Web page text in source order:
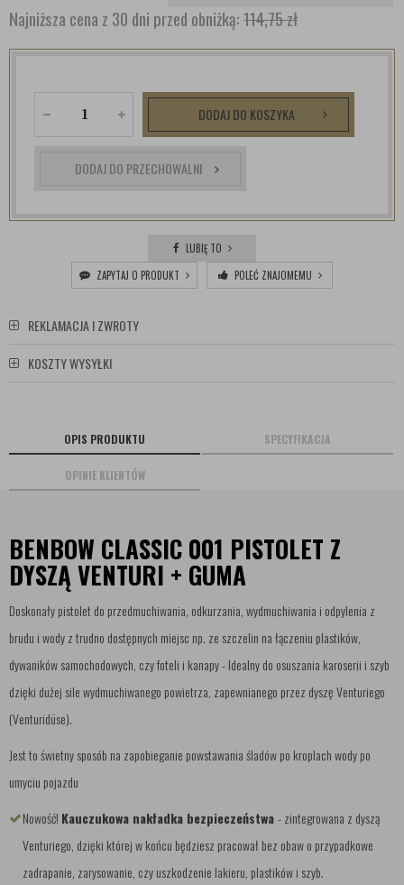
Najniższa cena z 30 dni przed obniżką:114,75 zł
DODAJ DO KOSZYKA
DODAJ DO PRZECHOWALNI
LUBIĘ TO
ZAPYTAJ O PRODUKT
POLEĆ ZNAJOMEMU
REKLAMACJA I ZWROTY
KOSZTY WYSYŁKI
OPIS PRODUKTU SPECYFIKACJA
OPINIE KLIENTÓW
BENBOW CLASSIC 001 PISTOLET Z
DYSZĄ VENTURI + GUMA
Doskonały pistolet do przedmuchiwania, odkurzania, wydmuchiwania i odpylenia z
brudu i wody z trudno dostępnych miejsc np. ze szczelin na łączeniu plastików,
dywaników samochodowych, czy foteli i kanapy - Idealny do osuszania karoserii i szyb
dzięki dużej sile wydmuchiwanego powietrza, zapewnianego przez dyszę Venturiego
(Venturidüse).
Jest to świetny sposób na zapobieganie powstawania śladów po kroplach wody po
umyciu pojazdu
Nowość! Kauczukowa nakładka bezpieczeństwa- zintegrowana z dyszą
Venturiego, dzięki której w końcu będziesz pracował bez obaw o przypadkowe
zadrapanie, zarysowanie, czy uszkodzenie lakieru, plastików i szyb.